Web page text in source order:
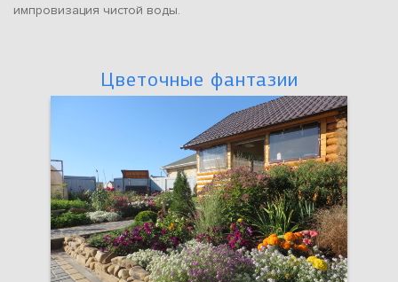
импровизация чистой воды.
Цветочные фантазии